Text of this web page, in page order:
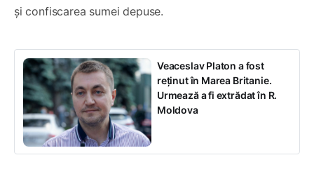
și confiscarea sumei depuse.
Veaceslav Platon a fost
reținut în Marea Britanie.
Urmează a fi extrădat în R.
Moldova